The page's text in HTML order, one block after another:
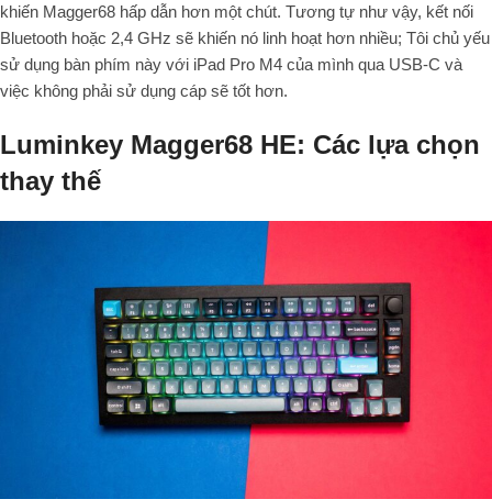
khiến Magger68 hấp dẫn hơn một chút. Tương tự như vậy, kết nối
Bluetooth hoặc 2,4 GHz sẽ khiến nó linh hoạt hơn nhiều; Tôi chủ yếu
sử dụng bàn phím này với iPad Pro M4 của mình qua USB-C và
việc không phải sử dụng cáp sẽ tốt hơn.
Luminkey Magger68 HE: Các lựa chọn
thay thế